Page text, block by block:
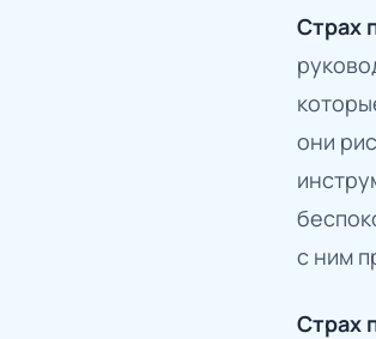
Страх
они
с ним
Страх